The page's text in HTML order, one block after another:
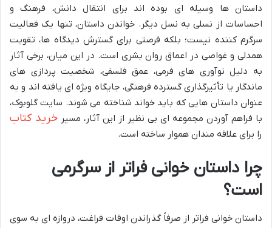
داستان ها وسیله ای بوده اند برای انتقال دانش، فرهنگ و
احساسات از نسلی به نسل دیگر. خواندن داستان، تنها یک فعالیت
سرگرم کننده نیست؛ بلکه فرصتی برای گسترش دیدگاه ها، تقویت
همدلی و غواصی در اعماق روان بشری است. در این میان، برخی آثار
به دلیل نوآوری های فرمی، عمق فلسفی، شخصیت پردازی های
ماندگار یا تأثیرگذاری گسترده فرهنگی، جایگاه ویژه ای یافته اند و به
عنوان داستان هایی که باید خواند شناخته می شوند. سایت گلوبوک،
با فراهم آوردن مجموعه ای بی نظیر از این آثار، مسیر خرید کتاب
را برای علاقه مندان هموار ساخته است.
چرا داستان خوانی فراتر از سرگرمی
است؟
داستان خوانی فراتر از صرفاً گذراندن اوقات فراغت، دروازه ای به سوی